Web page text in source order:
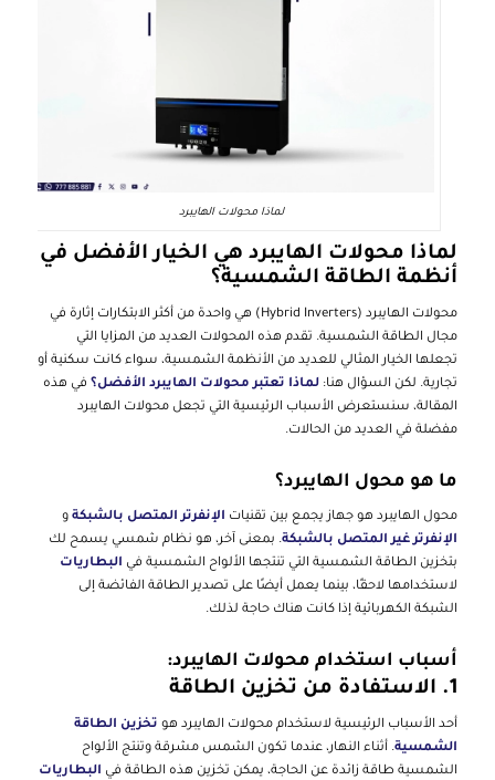
لماذا محولات الهايبرد
لماذا محولات الهايبرد هي الخيار الأفضل في
أنظمة الطاقة الشمسية؟
محولات الهايبرد (Hybrid Inverters) هي واحدة من أكثر الابتكارات إثارة في
مجال الطاقة الشمسية. تقدم هذه المحولات العديد من المزايا التي
تجعلها الخيار المثالي للعديد من الأنظمة الشمسية، سواء كانت سكنية أو
تجارية. لكن السؤال هنا: لماذا تعتبر محولات الهايبرد الأفضل؟في هذه
المقالة، سنستعرض الأسباب الرئيسية التي تجعل محولات الهايبرد
مفضلة في العديد من الحالات.
ما هو محول الهايبرد؟
محول الهايبرد هو جهاز يجمع بين تقنيات الإنفرتر المتصل بالشبكةو
الإنفرتر غير المتصل بالشبكة. بمعنى آخر، هو نظام شمسي يسمح لك
بتخزين الطاقة الشمسية التي تنتجها الألواح الشمسية في البطاريات
لاستخدامها لاحقًا، بينما يعمل أيضًا على تصدير الطاقة الفائضة إلى
الشبكة الكهربائية إذا كانت هناك حاجة لذلك.
أسباب استخدام محولات الهايبرد:
1. الاستفادة من تخزين الطاقة
أحد الأسباب الرئيسية لاستخدام محولات الهايبرد هو تخزين الطاقة
الشمسية. أثناء النهار، عندما تكون الشمس مشرقة وتنتج الألواح
الشمسية طاقة زائدة عن الحاجة، يمكن تخزين هذه الطاقة في البطاريات